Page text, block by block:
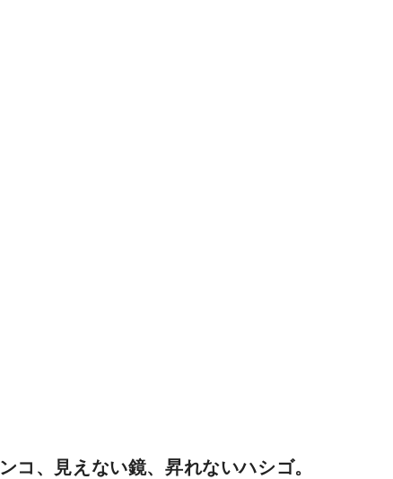
コ、見えない鏡、昇れないハシゴ。